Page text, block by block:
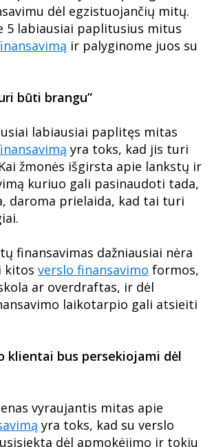
dėl egzistuojančių mitų.
5 labiausiai paplitusius mitus
ir palyginome juos su
būti brangu”
labiausiai paplitęs mitas
yra toks, kad jis turi
žmonės išgirsta apie lankstų ir
kuriuo gali pasinaudoti tada,
daroma prielaida, kad tai turi
finansavimas dažniausiai nėra
kitos verslo finansavimo formos,
ar overdraftas, ir dėl
laikotarpio gali atsieiti
klientai bus persekiojami dėl
vyraujantis mitas apie
yra toks, kad su verslo
dėl apmokėjimo ir tokiu